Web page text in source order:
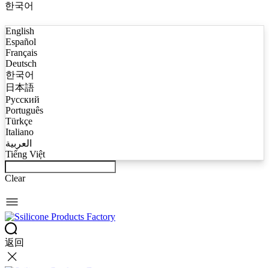
한국어
English
Español
Français
Deutsch
한국어
日本語
Русский
Português
Türkçe
Italiano
العربية
Tiếng Việt
Clear
返回